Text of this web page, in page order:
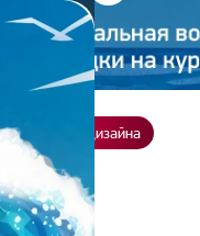
Студия дизайна